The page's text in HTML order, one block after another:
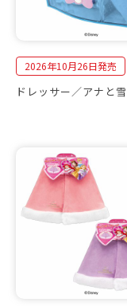
2026年10月26日発売
ドレッサー／アナと